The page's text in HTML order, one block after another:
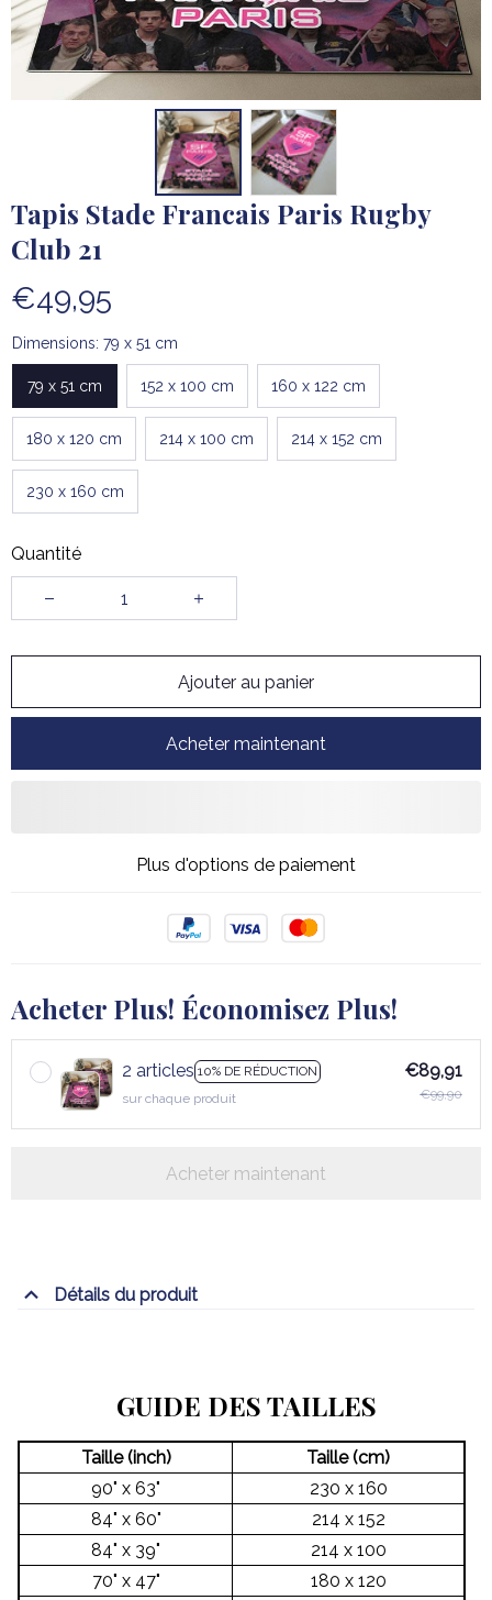
Tapis Stade Francais Paris Rugby
Club 21
€49,95
Dimensions: 79 x 51 cm
79 x 51 cm 152 x 100 cm 160 x 122 cm
180 x 120 cm 214 x 100 cm 214 x 152 cm
230 x 160 cm
Quantité
Ajouter au panier
Acheter maintenant
Plus d'options de paiement
Acheter Plus! Économisez Plus!
2 articles 10% DE RÉDUCTION
sur chaque produit
€89,91
€99,90
Acheter maintenant
Détails du produit
GUIDE DES TAILLES
Taille (inch)
Taille (cm)
90" x 63"
230 x 160
84" x 60"
214 x 152
84" x 39"
214 x 100
70" x 47"
180 x 120